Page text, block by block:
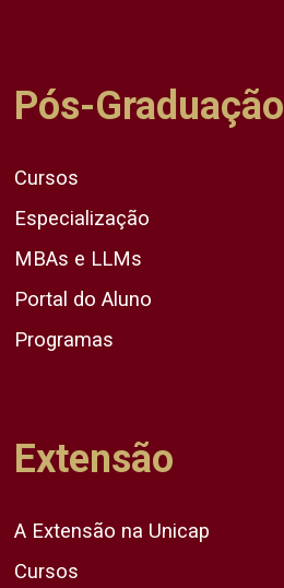
Pós-Graduação
Cursos
Especialização
MBAs e LLMs
Portal do Aluno
Programas
Extensão
A Extensão na Unicap
Cursos